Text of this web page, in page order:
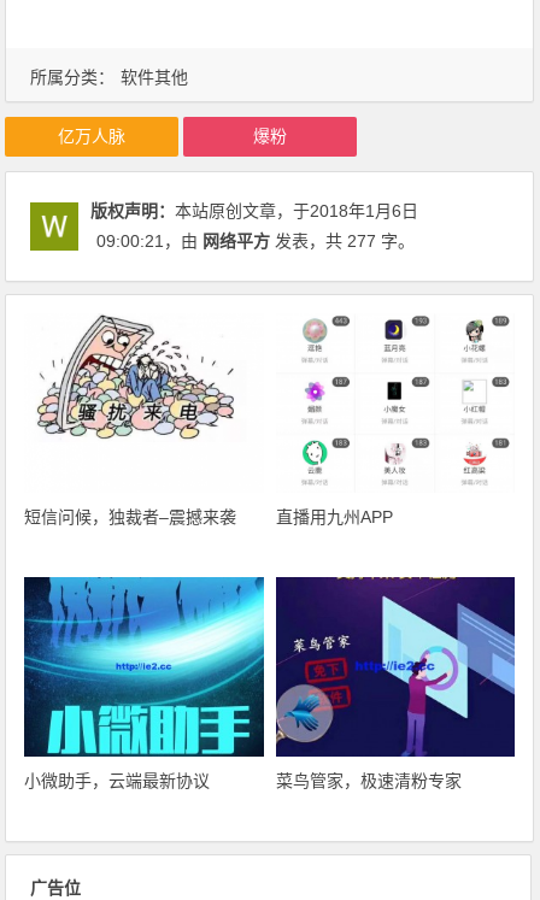
所属分类： 软件其他
亿万人脉 爆粉
版权声明：本站原创文章，于2018年1月6日
09:00:21 ，由 网络平方 发表，共 277 字。
短信问候，独裁者–震撼来袭 直播用九州APP
小微助手，云端最新协议 菜鸟管家，极速清粉专家
广告位